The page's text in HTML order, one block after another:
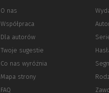
O nas
Współpraca
Dla autorów
innej
strony)
Twoje sugestie
Co nas wyróżnia
Mapa strony
FAQ